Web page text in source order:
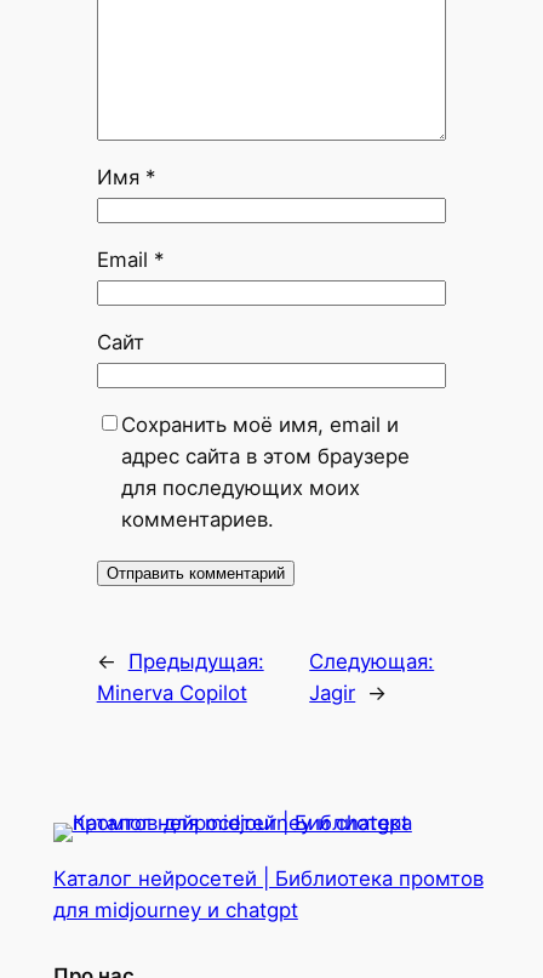
Имя *
Email *
Сайт
Сохранить моё имя, email и
адрес сайта в этом браузере
для последующих моих
комментариев.
←
Предыдущая:
Minerva Copilot
Следующая:
Jagir →
Каталог нейросетей | Библиотека промтов
для midjourney и chatgpt